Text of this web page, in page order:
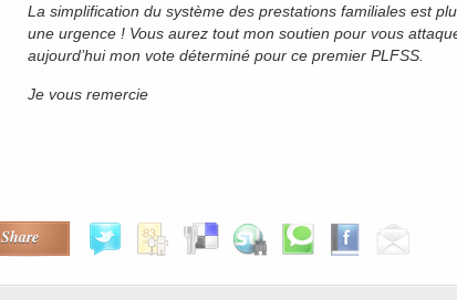
La simplification du système des prestations familiales est
une urgence ! Vous aurez tout mon soutien pour vous
aujourd’hui mon vote déterminé pour ce premier PLFSS.
Je vous remercie
Share